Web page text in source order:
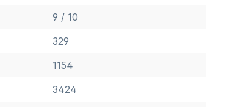
9 / 10
329
1154
3424